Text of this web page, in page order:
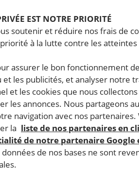
EST NOTRE PRIORITÉ
soutenir et réduire nos frais de
à la lutte contre les
assurer le bon fonctionnement
les publicités, et analyser notre
et les cookies que nous
les annonces. Nous partageons
navigation avec nos partenaires.
la liste de nos partenaires en
de notre partenaire Google
données de nos bases ne sont